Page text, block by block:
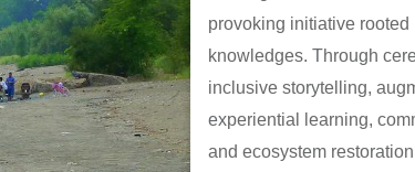
provoking initiative
knowledges. Through
inclusive storytelling,
experiential learning,
and ecosystem